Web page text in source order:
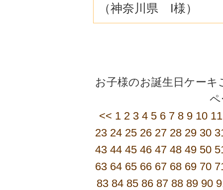
（神奈川県 I様）
お子様のお誕生日ケーキ
<< 1 2 3 4 5 6 7 8 9 10 11
23 24 25 26 27 28 29 30
43 44 45 46 47 48 49 50
63 64 65 66 67 68 69 70
83 84 85 86 87 88 89 90